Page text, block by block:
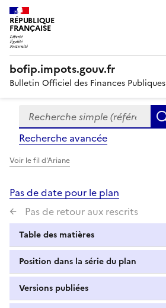
RÉPUBLIQUE
FRANÇAISE
bofip.impots.gouv.fr
Bulletin Officiel des Finances
Formulaire
de
recherche
Recherche simple (références,
Recherche avancée
Voir le fil d'Ariane
Pas de date pour le plan
Pas de retour aux rescrits
Table des matières
Position dans la série du plan
Versions publiées